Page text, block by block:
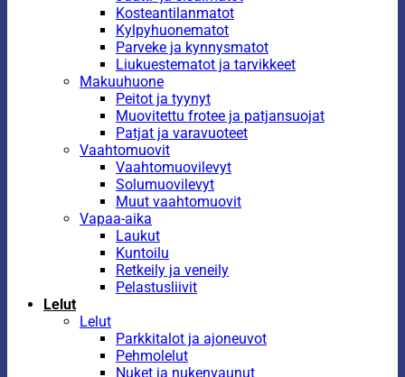
Kosteantilanmatot
Kylpyhuonematot
Parveke ja kynnysmatot
Liukuestematot ja tarvikkeet
Makuuhuone
Peitot ja tyynyt
Muovitettu frotee ja patjansuojat
Patjat ja varavuoteet
Vaahtomuovit
Vaahtomuovilevyt
Solumuovilevyt
Muut vaahtomuovit
Vapaa-aika
Laukut
Kuntoilu
Retkeily ja veneily
Pelastusliivit
Lelut
Lelut
Parkkitalot ja ajoneuvot
Pehmolelut
Nuket ja nukenvaunut